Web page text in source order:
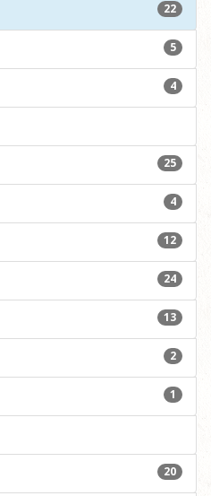
22
5
4
25
4
12
24
13
2
1
20